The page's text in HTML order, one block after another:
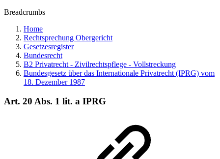
Breadcrumbs
Home
Rechtsprechung Obergericht
Gesetzesregister
Bundesrecht
B2 Privatrecht - Zivilrechtspflege - Vollstreckung
Bundesgesetz über das Internationale Privatrecht (IPRG) vom
18. Dezember 1987
Art. 20 Abs. 1 lit. a IPRG